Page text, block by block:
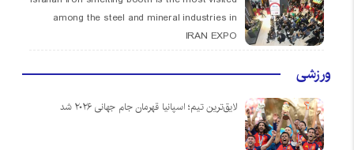
among the steel and mineral industries in
IRAN EXPO
ورزشی
لایق‌ترین تیم؛ اسپانیا قهرمان جام جهانی ۲۰۲۶ شد